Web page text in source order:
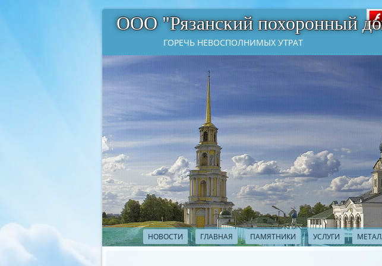
ООО "Рязанский похоронный
ГОРЕЧЬ НЕВОСПОЛНИМЫХ УТРАТ
НОВОСТИ ГЛАВНАЯ ПАМЯТНИКИ УСЛУГИ